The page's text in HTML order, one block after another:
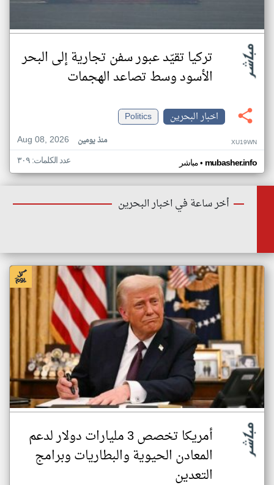
تركيا تقيّد عبور سفن تجارية إلى البحر
الأسود وسط تصاعد الهجمات
اخبار البحرين
Politics
Aug 08, 2026
منذ يومين XU19WN
مباشر• mubasher.info عدد الكلمات: ٣٠٩
أخر ساعة في اخبار البحرين
أمريكا تخصص 3 مليارات دولار لدعم
المعادن الحيوية والبطاريات وبرامج
التعدين